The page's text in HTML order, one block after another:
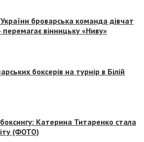
броварська команда дівчат
перемагає вінницьку «Ниву»
боксерів на турнір в Білій
Катерина Титаренко стала
(ФОТО)